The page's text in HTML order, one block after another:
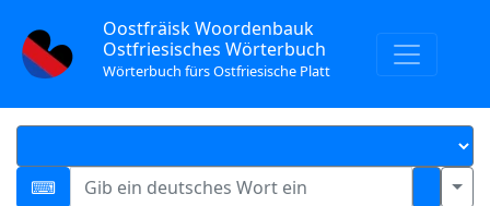
Oostfräisk Woordenbauk
Ostfriesisches Wörterbuch
Wörterbuch fürs Ostfriesische Platt